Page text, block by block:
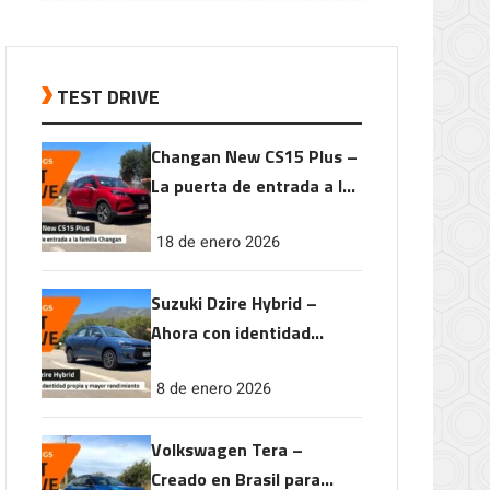
TEST DRIVE
Changan New CS15 Plus –
La puerta de entrada a la
18 de enero 2026
Suzuki Dzire Hybrid –
Ahora con identidad
rendimiento
8 de enero 2026
Volkswagen Tera –
Creado en Brasil para